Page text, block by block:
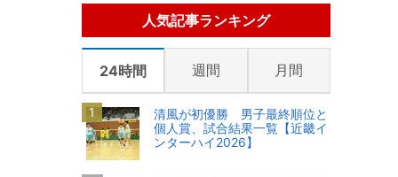
人気記事ランキング
24時間 週間 月間
清風が初優勝 男子最終順位と
個人賞、試合結果一覧【近畿イ
ンターハイ2026】